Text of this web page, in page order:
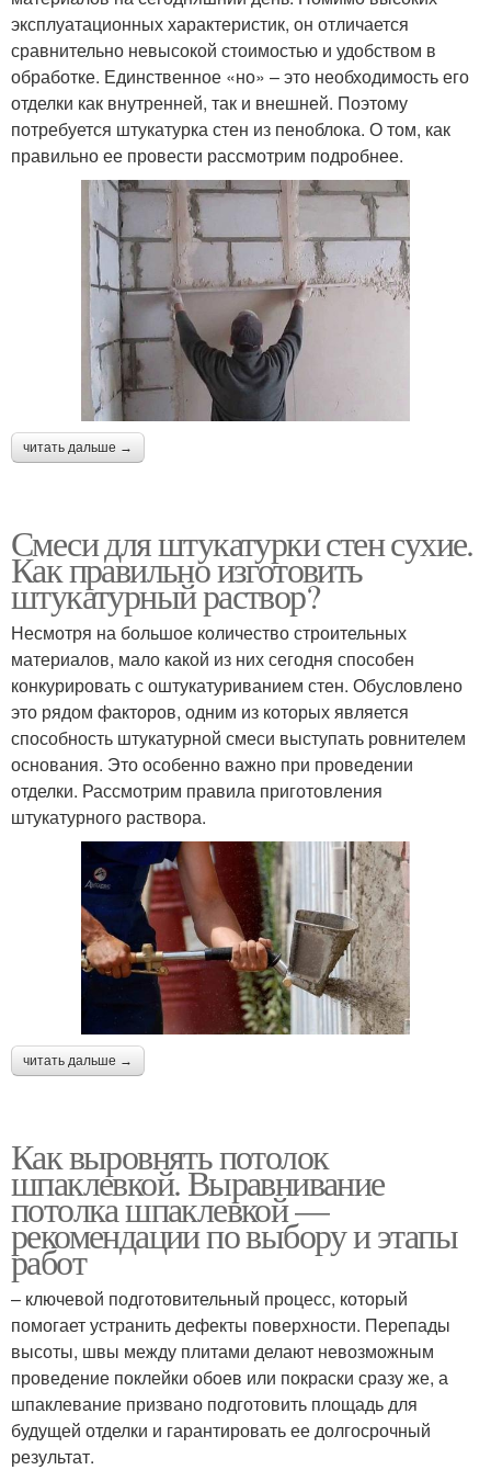
эксплуатационных характеристик, он отличается
сравнительно невысокой стоимостью и удобством в
обработке. Единственное «но» – это необходимость его
отделки как внутренней, так и внешней. Поэтому
потребуется штукатурка стен из пеноблока. О том, как
правильно ее провести рассмотрим подробнее.
читать дальше →
Смеси для штукатурки стен сухие.
Как правильно изготовить
штукатурный раствор?
Несмотря на большое количество строительных
материалов, мало какой из них сегодня способен
конкурировать с оштукатуриванием стен. Обусловлено
это рядом факторов, одним из которых является
способность штукатурной смеси выступать ровнителем
основания. Это особенно важно при проведении
отделки. Рассмотрим правила приготовления
штукатурного раствора.
читать дальше →
Как выровнять потолок
шпаклевкой. Выравнивание
потолка шпаклевкой —
рекомендации по выбору и этапы
работ
– ключевой подготовительный процесс, который
помогает устранить дефекты поверхности. Перепады
высоты, швы между плитами делают невозможным
проведение поклейки обоев или покраски сразу же, а
шпаклевание призвано подготовить площадь для
будущей отделки и гарантировать ее долгосрочный
результат.